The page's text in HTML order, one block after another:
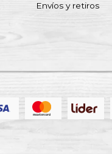
Envíos y retiros